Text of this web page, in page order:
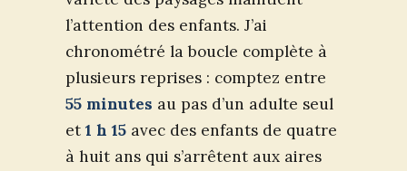
l’attention des enfants. J’ai
chronométré la boucle complète à
plusieurs reprises : comptez entre
55 minutes au pas d’un adulte seul
et 1 h 15 avec des enfants de quatre
à huit ans qui s’arrêtent aux aires